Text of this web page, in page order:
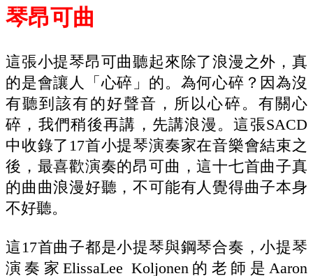
琴昂可曲
這張小提琴昂可曲聽起來除了浪漫之外，真
的是會讓人「心碎」的。為何心碎？因為沒
有聽到該有的好聲音，所以心碎。有關心
碎，我們稍後再講，先講浪漫。這張SACD
中收錄了17首小提琴演奏家在音樂會結束之
後，最喜歡演奏的昂可曲，這十七首曲子真
的曲曲浪漫好聽，不可能有人覺得曲子本身
不好聽。
這17首曲子都是小提琴與鋼琴合奏，小提琴
演奏家ElissaLee Koljonen的老師是Aaron